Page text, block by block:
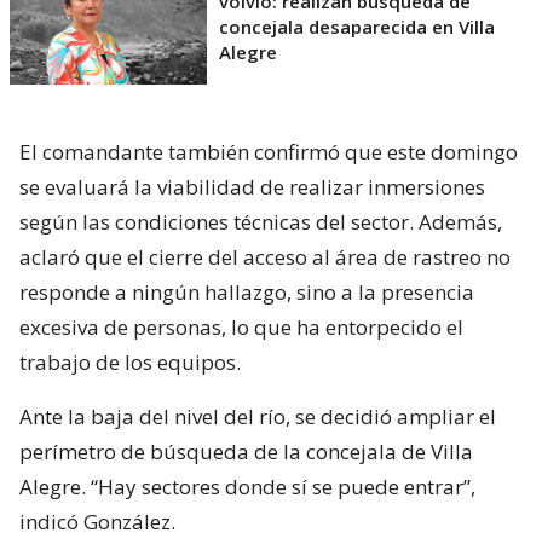
concejala desaparecida en Villa
Alegre
El comandante también confirmó que este domingo
se evaluará la viabilidad de realizar inmersiones
según las condiciones técnicas del sector. Además,
aclaró que el cierre del acceso al área de rastreo no
responde a ningún hallazgo, sino a la presencia
excesiva de personas, lo que ha entorpecido el
trabajo de los equipos.
Ante la baja del nivel del río, se decidió ampliar el
perímetro de búsqueda de la concejala de Villa
Alegre. “Hay sectores donde sí se puede entrar”,
indicó González.